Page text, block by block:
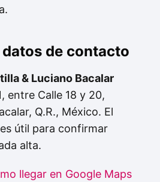
de contacto
& Luciano Bacalar
entre Calle 18 y 20,
Q.R., México. El
útil para confirmar
alta.
llegar en Google Maps